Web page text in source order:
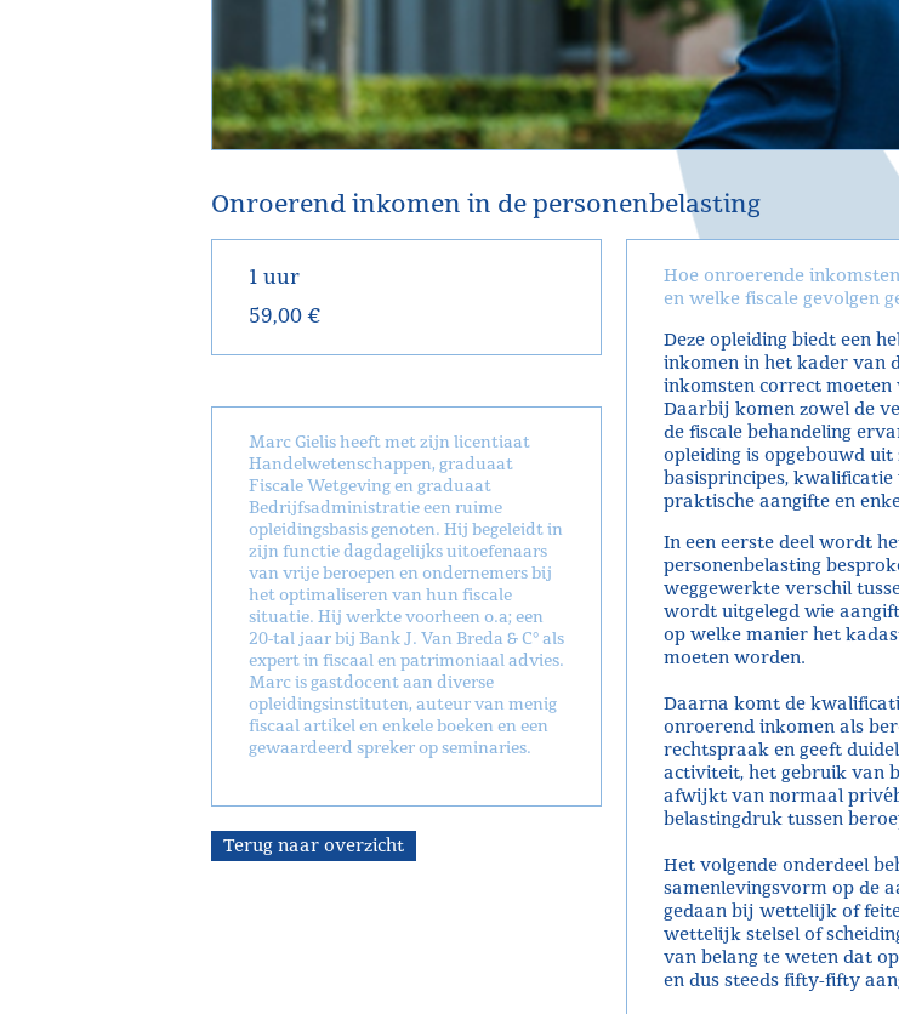
Onroerend inkomen in de personenbelasting
1 uur
59,00 €
Marc Gielis heeft met zijn licentiaat
Handelwetenschappen, graduaat
Fiscale Wetgeving en graduaat
Bedrijfsadministratie een ruime
opleidingsbasis genoten. Hij begeleidt in
zijn functie dagdagelijks uitoefenaars
van vrije beroepen en ondernemers bij
het optimaliseren van hun fiscale
situatie. Hij werkte voorheen o.a; een
20-tal jaar bij Bank J. Van Breda & C° als
expert in fiscaal en patrimoniaal advies.
Marc is gastdocent aan diverse
opleidingsinstituten, auteur van menig
fiscaal artikel en enkele boeken en een
gewaardeerd spreker op seminaries.
Terug naar overzicht
Hoe onroerende
en welke fiscale gevolgen
Deze opleiding biedt een
inkomen in het kader van
inkomsten correct moeten
Daarbij komen zowel de
de fiscale behandeling
opleiding is opgebouwd uit
basisprincipes,
praktische aangifte en
In een eerste deel wordt
personenbelasting
weggewerkte verschil
wordt uitgelegd wie
op welke manier het
moeten worden.
Daarna komt de
onroerend inkomen als
rechtspraak en geeft
activiteit, het gebruik van
afwijkt van normaal
belastingdruk tussen
Het volgende onderdeel
samenlevingsvorm op de
gedaan bij wettelijk of
wettelijk stelsel of
van belang te weten dat
en dus steeds fifty-fifty